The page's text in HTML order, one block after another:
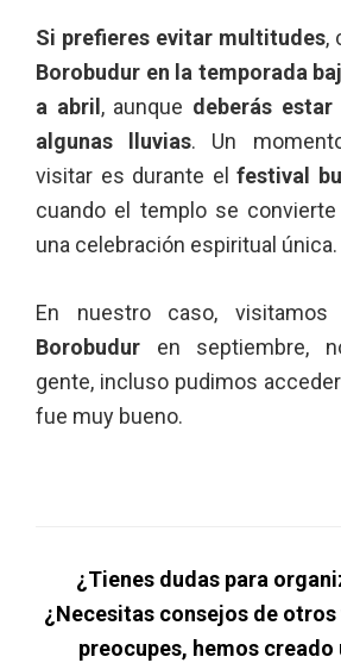
Si prefieres evitar multitudes,
Borobudur en la temporada
a abril , aunque deberás estar
algunas lluvias. Un
visitar es durante el festival
cuando el templo se
una celebración espiritual única.
En nuestro caso, visitamos
Borobudur en septiembre,
gente, incluso pudimos
fue muy bueno.
¿Tienes dudas para
¿Necesitas consejos de
preocupes, hemos creado